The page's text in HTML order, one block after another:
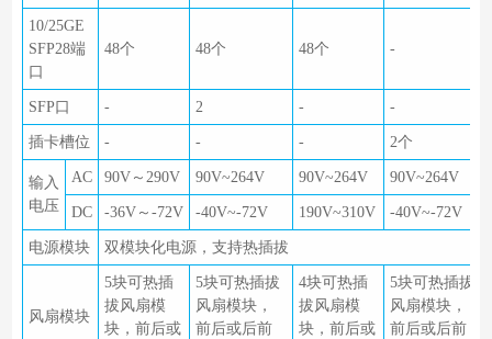
10/25GE
SFP28端
口
48个 48个 48个 -
SFP口 - 2 - -
插卡槽位 - - - 2个
输入
电压
AC 90V～290V 90V~264V 90V~264V 90V~264V
DC -36V～-72V -40V~-72V 190V~310V -40V~-72V
电源模块 双模块化电源，支持热插拔
风扇模块
5块可热插
拔风扇模
块，前后或
5块可热插拔
风扇模块，
前后或后前
4块可热插
拔风扇模
块，前后或
5块可热插拔
风扇模块，
前后或后前